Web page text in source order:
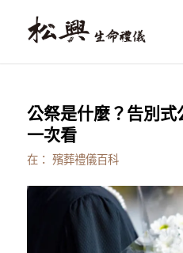
公祭是什麼？告別
一次看
在： 殯葬禮儀百科